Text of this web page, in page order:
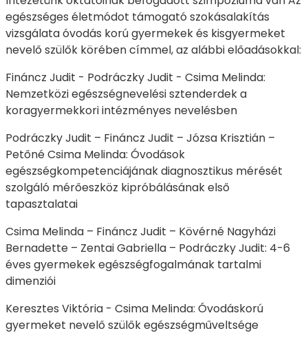
egészséges életmódot támogató szokásalakítás
vizsgálata óvodás korú gyermekek és kisgyermeket
nevelő szülők körében címmel, az alábbi előadásokkal:
Fináncz Judit - Podráczky Judit - Csima Melinda:
Nemzetközi egészségnevelési sztenderdek a
koragyermekkori intézményes nevelésben
Podráczky Judit – Fináncz Judit – Józsa Krisztián –
Petőné Csima Melinda: Óvodások
egészségkompetenciájának diagnosztikus mérését
szolgáló mérőeszköz kipróbálásának első
tapasztalatai
Csima Melinda – Fináncz Judit – Kövérné Nagyházi
Bernadette – Zentai Gabriella – Podráczky Judit: 4-6
éves gyermekek egészségfogalmának tartalmi
dimenziói
Keresztes Viktória - Csima Melinda: Óvodáskorú
gyermeket nevelő szülők egészségműveltsége